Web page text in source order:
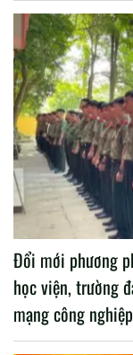
Đổi mới phương
học viện, trường
mạng công